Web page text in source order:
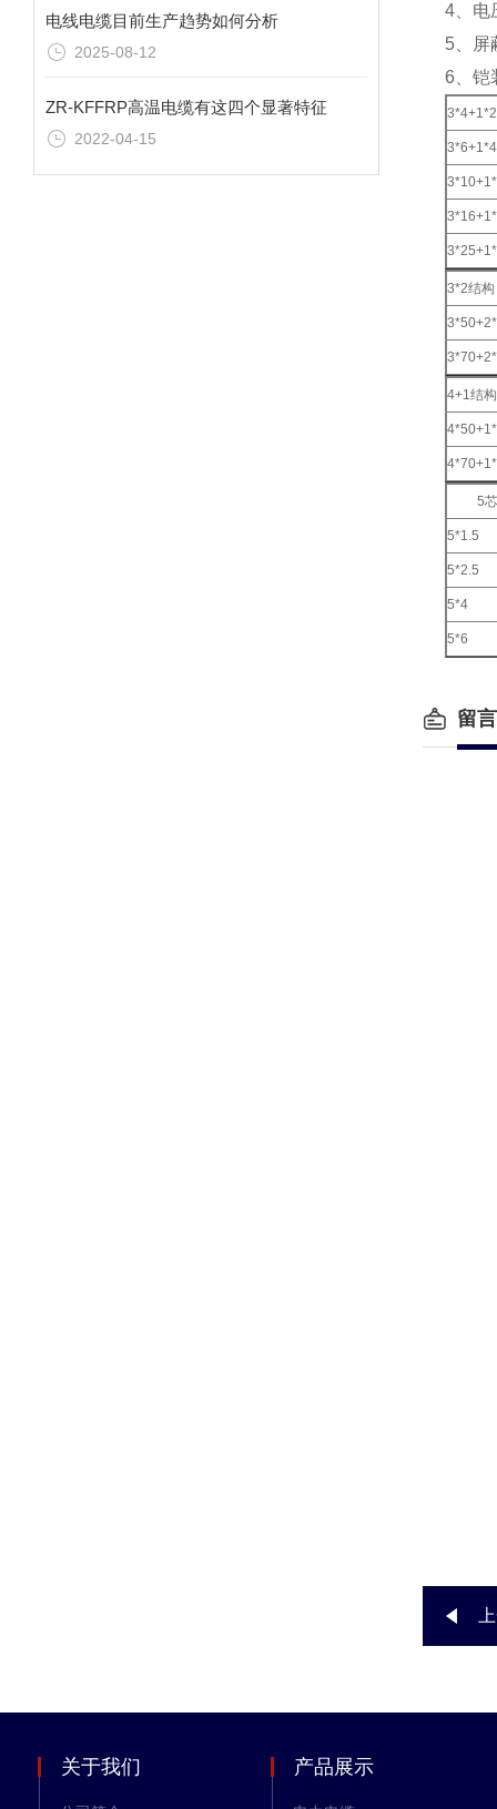
电线电缆目前生产趋势如何分析
2025-08-12
ZR-KFFRP高温电缆有这四个显著特征
2022-04-15
4、电
5、屏
6、铠
3*2结构
4+1结构
5芯
5*1.5
5*2.5
5*4
5*6
留
关于我们 产品展示